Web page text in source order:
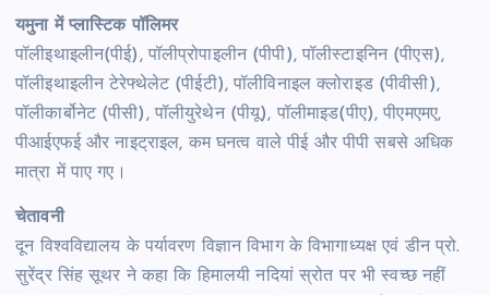
यमुना में प्लास्टिक पॉलिमर
पॉलीइथाइलीन(पीई), पॉलीप्रोपाइलीन (पीपी), पॉलीस्टाइनिन (पीएस),
पॉलीइथाइलीन टेरेफ्थेलेट (पीईटी), पॉलीविनाइल क्लोराइड (पीवीसी),
पॉलीकार्बोनेट (पीसी), पॉलीयुरेथेन (पीयू), पॉलीमाइड(पीए), पीएमएमए,
पीआईएफई और नाइट्राइल, कम घनत्व वाले पीई और पीपी सबसे अधिक
मात्रा में पाए गए।
चेतावनी
दून विश्वविद्यालय के पर्यावरण विज्ञान विभाग के विभागाध्यक्ष एवं डीन प्रो.
सुरेंद्र सिंह सूथर ने कहा कि हिमालयी नदियां स्रोत पर भी स्वच्छ नहीं